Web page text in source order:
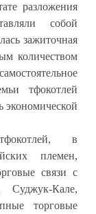
разложения
собой
зажиточная
количеством
тфокотлей
экономической
в
племен,
связи с
Кале,
торговые